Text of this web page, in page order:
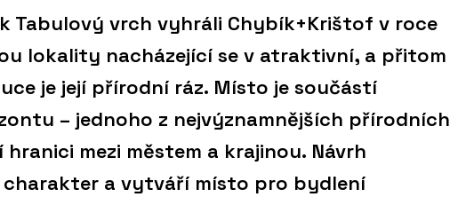
Tabulový vrch vyhráli Chybík+Krištof v roce
lokality nacházející se v atraktivní, a přitom
je její přírodní ráz. Místo je součástí
– jednoho z nejvýznamnějších přírodních
mezi městem a krajinou. Návrh
charakter a vytváří místo pro bydlení